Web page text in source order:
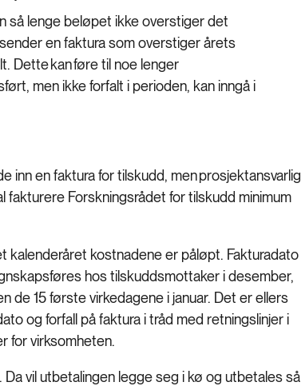
så lenge beløpet ikke overstiger det
en faktura som overstiger årets
Dette kan føre til noe lenger
men ikke forfalt i perioden, kan inngå i
inn en faktura for tilskudd, men prosjektansvarlig
Forskningsrådet for tilskudd minimum
kalenderåret kostnadene er påløpt. Fakturadato
hos tilskuddsmottaker i desember,
de 15 første virkedagene i januar. Det er ellers
og forfall på faktura i tråd med retningslinjer i
for virksomheten.
vil utbetalingen legge seg i kø og utbetales så